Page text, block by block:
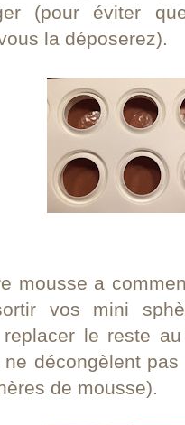
(pour éviter
la déposerez).
mousse a
vos mini
le reste
décongèlent
de mousse).